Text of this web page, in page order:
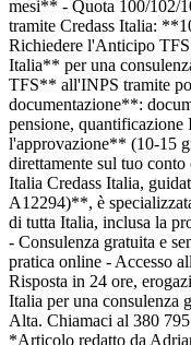
mesi** - Quota 100/102/
tramite Credass Italia:
Richiedere l'Anticipo
Italia** per una
TFS** all'INPS tramite
documentazione**:
pensione,
l'approvazione** (10-15
direttamente sul tuo conto
Italia Credass Italia,
A12294)**, è
di tutta Italia, inclusa la
- Consulenza gratuita e
pratica online - Accesso
Risposta in 24 ore,
Italia per una consulenza
Alta. Chiamaci al 380
*Articolo redatto da